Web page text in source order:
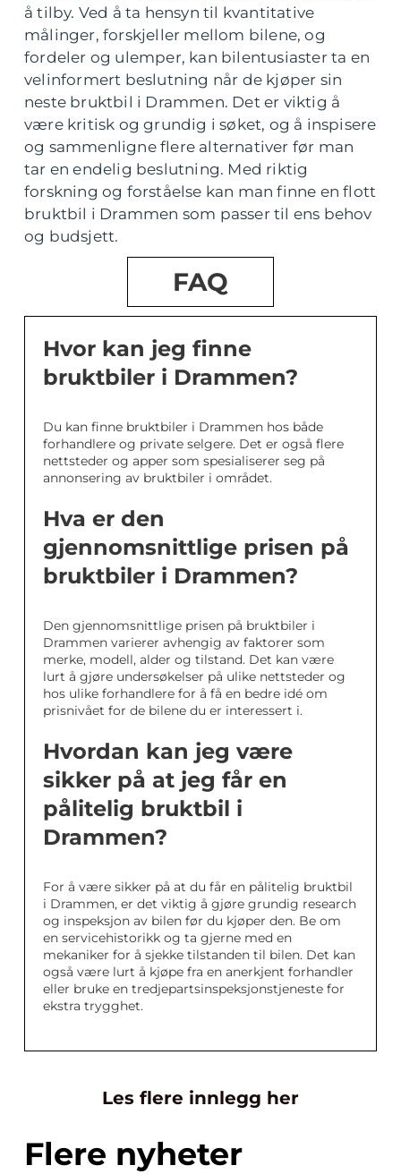
å tilby. Ved å ta hensyn til kvantitative
målinger, forskjeller mellom bilene, og
fordeler og ulemper, kan bilentusiaster ta en
velinformert beslutning når de kjøper sin
neste bruktbil i Drammen. Det er viktig å
være kritisk og grundig i søket, og å inspisere
og sammenligne flere alternativer før man
tar en endelig beslutning. Med riktig
forskning og forståelse kan man finne en flott
bruktbil i Drammen som passer til ens behov
og budsjett.
FAQ
Hvor kan jeg finne
bruktbiler i Drammen?
Du kan finne bruktbiler i Drammen hos både
forhandlere og private selgere. Det er også flere
nettsteder og apper som spesialiserer seg på
annonsering av bruktbiler i området.
Hva er den
gjennomsnittlige prisen på
bruktbiler i Drammen?
Den gjennomsnittlige prisen på bruktbiler i
Drammen varierer avhengig av faktorer som
merke, modell, alder og tilstand. Det kan være
lurt å gjøre undersøkelser på ulike nettsteder og
hos ulike forhandlere for å få en bedre idé om
prisnivået for de bilene du er interessert i.
Hvordan kan jeg være
sikker på at jeg får en
pålitelig bruktbil i
Drammen?
For å være sikker på at du får en pålitelig bruktbil
i Drammen, er det viktig å gjøre grundig research
og inspeksjon av bilen før du kjøper den. Be om
en servicehistorikk og ta gjerne med en
mekaniker for å sjekke tilstanden til bilen. Det kan
også være lurt å kjøpe fra en anerkjent forhandler
eller bruke en tredjepartsinspeksjonstjeneste for
ekstra trygghet.
Les flere innlegg her
Flere nyheter